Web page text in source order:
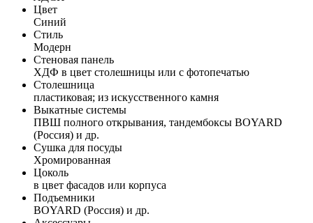
Цвет
Синий
Стиль
Модерн
Стеновая панель
ХДФ в цвет столешницы или с фотопечатью
Столешница
пластиковая; из искусственного камня
Выкатные системы
ПВШ полного открывания, тандембоксы BOYARD
(Россия) и др.
Сушка для посуды
Хромированная
Цоколь
в цвет фасадов или корпуса
Подъемники
BOYARD (Россия) и др.